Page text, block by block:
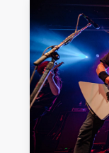
PREMIEREK
KULT
MÁSVILÁG
BLOG